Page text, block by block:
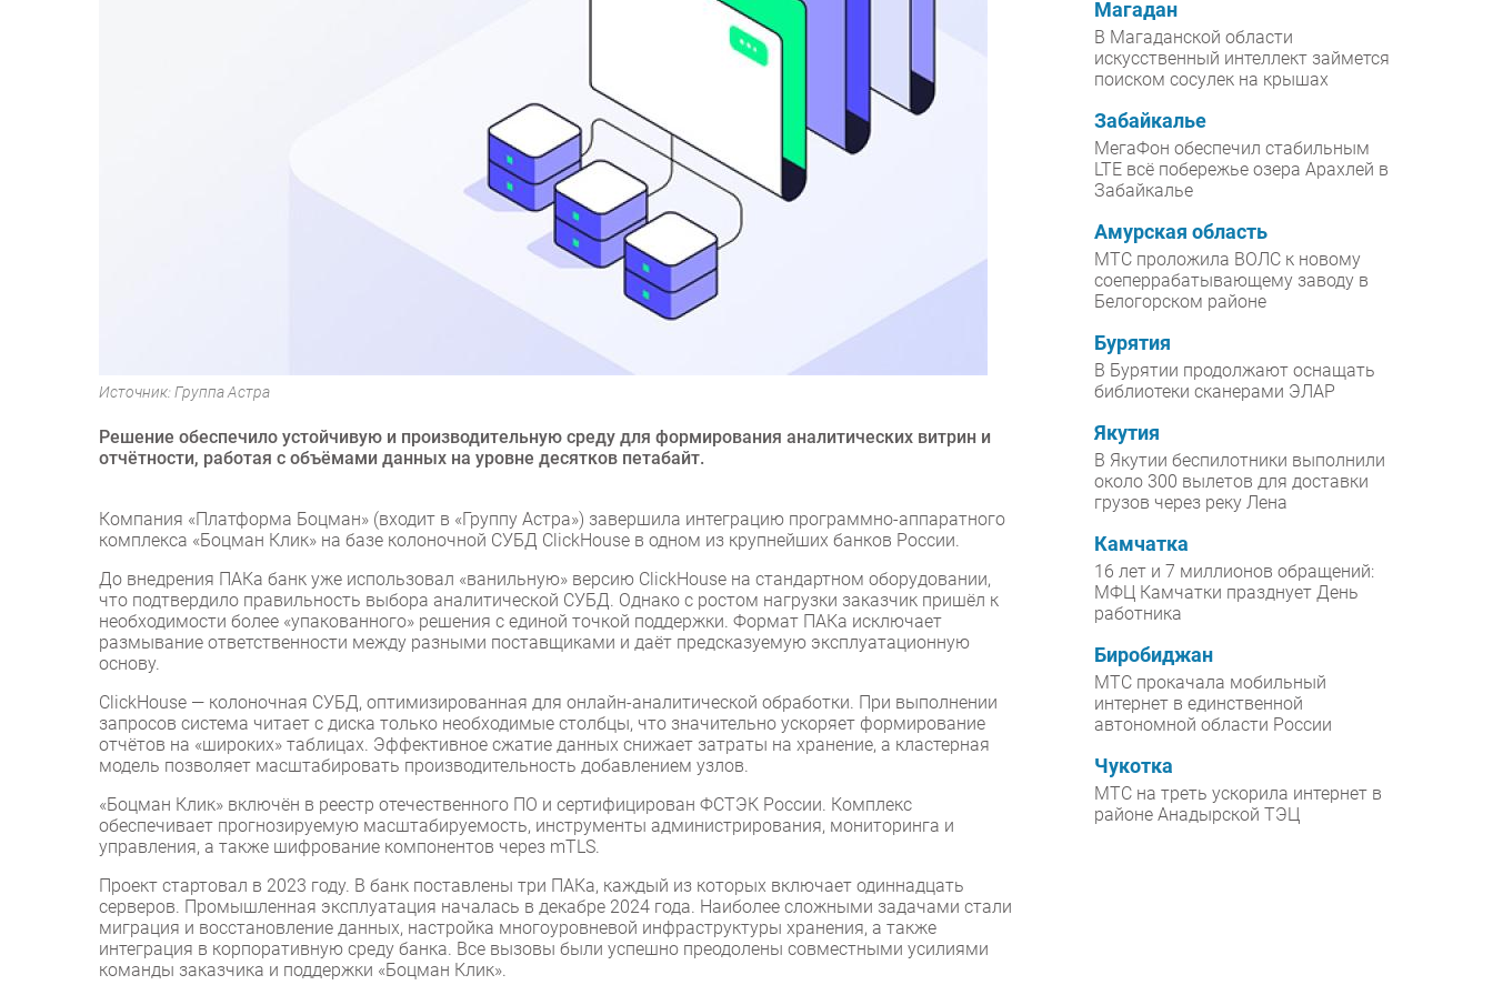
Источник: Группа Астра
Решение обеспечило устойчивую и производительную среду для формирования аналитических витрин и
отчётности, работая с объёмами данных на уровне десятков петабайт.
Компания «Платформа Боцман» (входит в «Группу Астра») завершила интеграцию программно-аппаратного
комплекса «Боцман Клик» на базе колоночной СУБД ClickHouse в одном из крупнейших банков России.
До внедрения ПАКа банк уже использовал «ванильную» версию ClickHouse на стандартном оборудовании,
что подтвердило правильность выбора аналитической СУБД. Однако с ростом нагрузки заказчик пришёл к
необходимости более «упакованного» решения с единой точкой поддержки. Формат ПАКа исключает
размывание ответственности между разными поставщиками и даёт предсказуемую эксплуатационную
основу.
ClickHouse — колоночная СУБД, оптимизированная для онлайн-аналитической обработки. При выполнении
запросов система читает с диска только необходимые столбцы, что значительно ускоряет формирование
отчётов на «широких» таблицах. Эффективное сжатие данных снижает затраты на хранение, а кластерная
модель позволяет масштабировать производительность добавлением узлов.
«Боцман Клик» включён в реестр отечественного ПО и сертифицирован ФСТЭК России. Комплекс
обеспечивает прогнозируемую масштабируемость, инструменты администрирования, мониторинга и
управления, а также шифрование компонентов через mTLS.
Проект стартовал в 2023 году. В банк поставлены три ПАКа, каждый из которых включает одиннадцать
серверов. Промышленная эксплуатация началась в декабре 2024 года. Наиболее сложными задачами стали
миграция и восстановление данных, настройка многоуровневой инфраструктуры хранения, а также
интеграция в корпоративную среду банка. Все вызовы были успешно преодолены совместными усилиями
команды заказчика и поддержки «Боцман Клик».
Магадан
В Магаданской области
искусственный интеллект займется
поиском сосулек на крышах
Забайкалье
МегаФон обеспечил стабильным
LTE всё побережье озера Арахлей в
Забайкалье
Амурская область
МТС проложила ВОЛС к новому
соеперрабатывающему заводу в
Белогорском районе
Бурятия
В Бурятии продолжают оснащать
библиотеки сканерами ЭЛАР
Якутия
В Якутии беспилотники выполнили
около 300 вылетов для доставки
грузов через реку Лена
Камчатка
16 лет и 7 миллионов обращений:
МФЦ Камчатки празднует День
работника
Биробиджан
МТС прокачала мобильный
интернет в единственной
автономной области России
Чукотка
МТС на треть ускорила интернет в
районе Анадырской ТЭЦ